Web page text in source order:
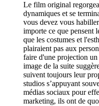
Le film original
dynamiques et se
vous devez vous
importe ce que pensent
que les costumes et
plairaient pas aux
faire d'une projection
image de la suite
suivent toujours leur
studios s’appuyant
médias sociaux pour
marketing, ils ont de